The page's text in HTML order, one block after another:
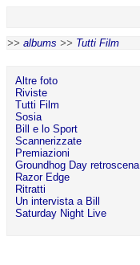
>> albums >> Tutti Film
Altre foto
Riviste
Tutti Film
Sosia
Bill e lo Sport
Scannerizzate
Premiazioni
Groundhog Day retroscena
Razor Edge
Ritratti
Un intervista a Bill
Saturday Night Live